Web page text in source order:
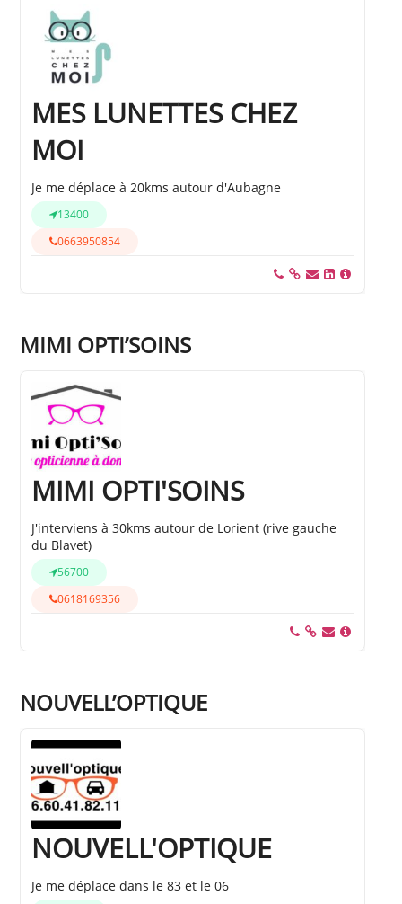
MES LUNETTES CHEZ
MOI
Je me déplace à 20kms autour d'Aubagne
13400
0663950854
MIMI OPTI’SOINS
MIMI OPTI'SOINS
J'interviens à 30kms autour de Lorient (rive gauche
du Blavet)
56700
0618169356
NOUVELL’OPTIQUE
NOUVELL'OPTIQUE
Je me déplace dans le 83 et le 06